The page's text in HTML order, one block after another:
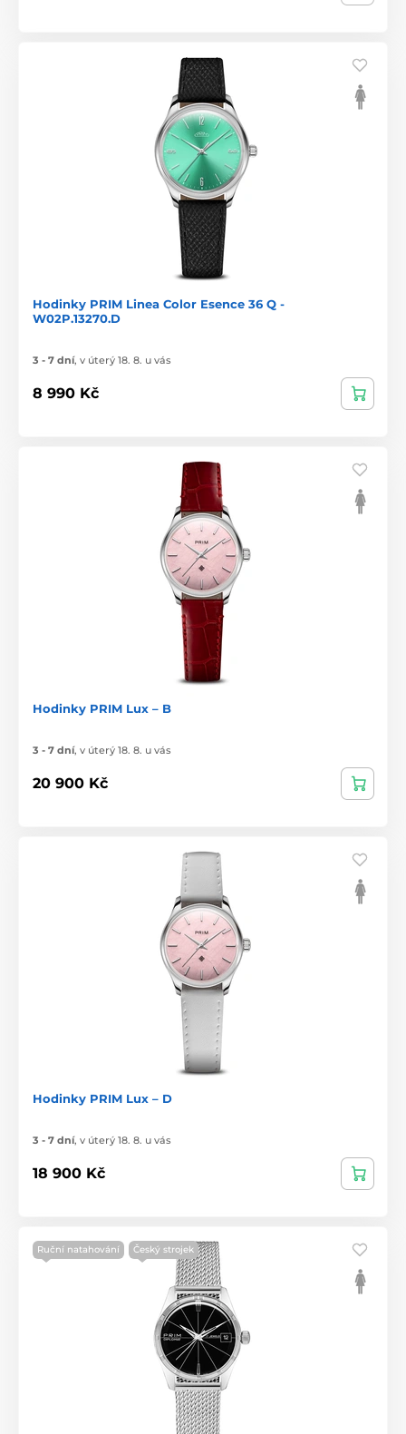
Hodinky PRIM Linea Color Esence 36 Q -
W02P.13270.D
3 - 7 dní, v úterý 18. 8. u vás
8 990 Kč
Hodinky PRIM Lux – B
3 - 7 dní, v úterý 18. 8. u vás
20 900 Kč
Hodinky PRIM Lux – D
3 - 7 dní, v úterý 18. 8. u vás
18 900 Kč
Ruční natahování Český strojek